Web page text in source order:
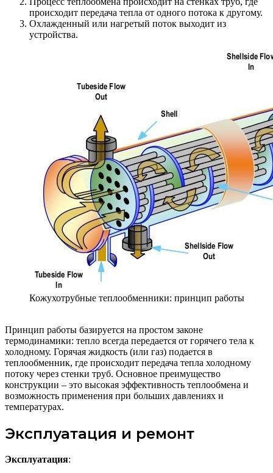
происходит передача тепла от одного потока к другому.
Охлажденный или нагретый поток выходит из
устройства.
Кожухотрубные теплообменники: принцип работы
Принцип работы базируется на простом законе
термодинамики: тепло всегда передается от горячего тела к
холодному. Горячая жидкость (или газ) подается в
теплообменник, где происходит передача тепла холодному
потоку через стенки труб. Основное преимущество
конструкции – это высокая эффективность теплообмена и
возможность применения при больших давлениях и
температурах.
Эксплуатация и ремонт
Эксплуатация: